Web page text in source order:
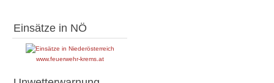
Einsätze in NÖ
www.feuerwehr-krems.at